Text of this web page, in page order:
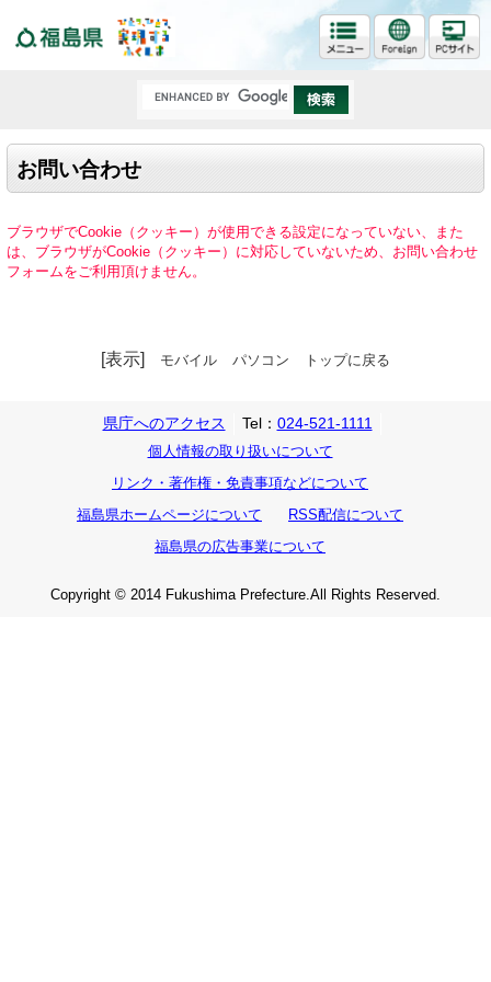
お問い合わせ
ブラウザでCookie（クッキー）が使用できる設定になっていない、また
は、ブラウザがCookie（クッキー）に対応していないため、お問い合わせ
フォームをご利用頂けません。
[表示] モバイル パソコン トップに戻る
県庁へのアクセス Tel： 024-521-1111
個人情報の取り扱いについて
リンク・著作権・免責事項などについて
福島県ホームページについて
RSS配信について
福島県の広告事業について
Copyright © 2014 Fukushima Prefecture.All Rights Reserved.